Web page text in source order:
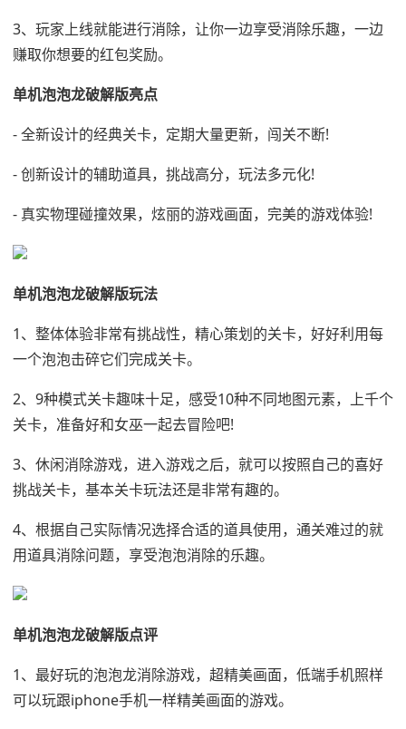
3、玩家上线就能进行消除，让你一边享受消除乐趣，一边
赚取你想要的红包奖励。
单机泡泡龙破解版亮点
- 全新设计的经典关卡，定期大量更新，闯关不断!
- 创新设计的辅助道具，挑战高分，玩法多元化!
- 真实物理碰撞效果，炫丽的游戏画面，完美的游戏体验!
单机泡泡龙破解版玩法
1、整体体验非常有挑战性，精心策划的关卡，好好利用每
一个泡泡击碎它们完成关卡。
2、9种模式关卡趣味十足，感受10种不同地图元素，上千个
关卡，准备好和女巫一起去冒险吧!
3、休闲消除游戏，进入游戏之后，就可以按照自己的喜好
挑战关卡，基本关卡玩法还是非常有趣的。
4、根据自己实际情况选择合适的道具使用，通关难过的就
用道具消除问题，享受泡泡消除的乐趣。
单机泡泡龙破解版点评
1、最好玩的泡泡龙消除游戏，超精美画面，低端手机照样
可以玩跟iphone手机一样精美画面的游戏。